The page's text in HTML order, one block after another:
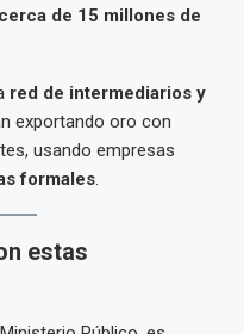
cerca de 15 millones de
red de intermediarios y
exportando oro con
usando empresas
formales.
estas